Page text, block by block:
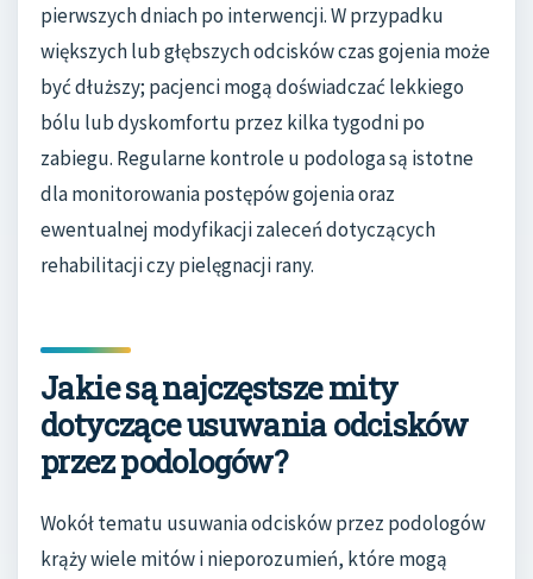
pierwszych dniach po interwencji. W przypadku
większych lub głębszych odcisków czas gojenia może
być dłuższy; pacjenci mogą doświadczać lekkiego
bólu lub dyskomfortu przez kilka tygodni po
zabiegu. Regularne kontrole u podologa są istotne
dla monitorowania postępów gojenia oraz
ewentualnej modyfikacji zaleceń dotyczących
rehabilitacji czy pielęgnacji rany.
Jakie są najczęstsze mity
dotyczące usuwania odcisków
przez podologów?
Wokół tematu usuwania odcisków przez podologów
krąży wiele mitów i nieporozumień, które mogą